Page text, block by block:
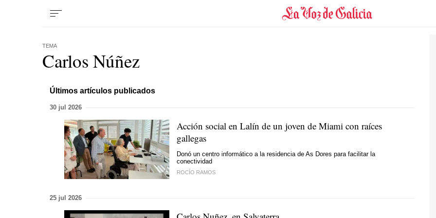
TEMA
Carlos Núñez
Últimos artículos publicados
30 jul 2026
Acción social en Lalín de un joven de Miami con raíces
gallegas
Donó un centro informático a la residencia de As Dores para facilitar la
conectividad
ROCÍO RAMOS
25 jul 2026